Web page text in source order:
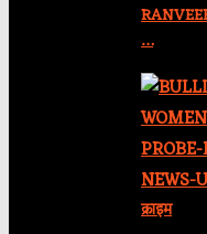
…
क्राइम